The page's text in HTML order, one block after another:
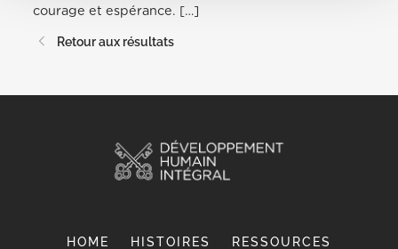
courage et espérance. […]
Retour aux résultats
HOME HISTOIRES RESSOURCES